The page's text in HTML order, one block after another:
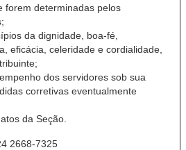
forem determinadas pelos
da dignidade, boa-fé,
eficácia, celeridade e cordialidade,
dos servidores sob sua
corretivas eventualmente
da Seção.
2668-7325